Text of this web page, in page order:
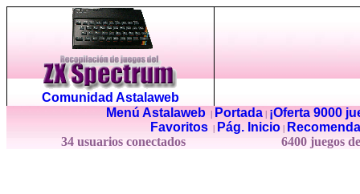
Comunidad Astalaweb
Menú Astalaweb| Portada|
¡Oferta 9000
Favoritos
Pág. Inicio
34 usuarios conectados
6400 juegos